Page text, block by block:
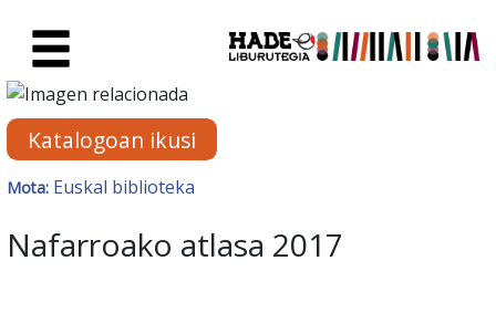
Eskuratu berriak Fitxa -
Katalogoan ikusi
Mota: Euskal biblioteka
Nafarroako atlasa 2017